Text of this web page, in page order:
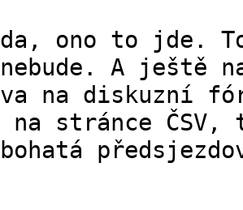
ono to jde.
A ještě
na diskuzní
stránce ČSV,